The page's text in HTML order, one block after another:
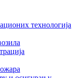
технологија